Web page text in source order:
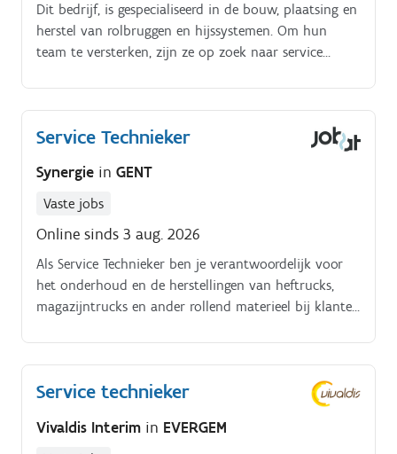
Dit bedrijf, is gespecialiseerd in de bouw, plaatsing en
herstel van rolbruggen en hijssystemen. Om hun
team te versterken, zijn ze op zoek naar service
sta je in voor deze taken:het nakijken en herstellen
van storingen aan rolbruggenhet analyseren van
problemen, zowel mechanisch als elektrischbijdragen
functioneren van de rolbruggenmonteren, aansluiten
en testen van nieuwe rolbruggen
Service Technieker
Synergie in GENT
Vaste jobs
Online sinds 3 aug. 2026
Als Service Technieker ben je verantwoordelijk voor
het onderhoud en de herstellingen van heftrucks,
magazijntrucks en ander rollend materieel bij klanten
magazijntrucks.
Service technieker
Vivaldis Interim in EVERGEM